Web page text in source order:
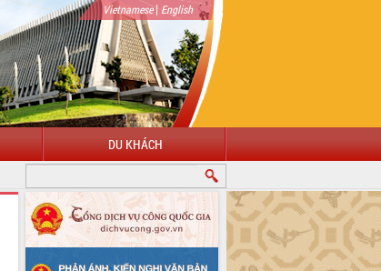
Vietnamese| English
DU KHÁCH